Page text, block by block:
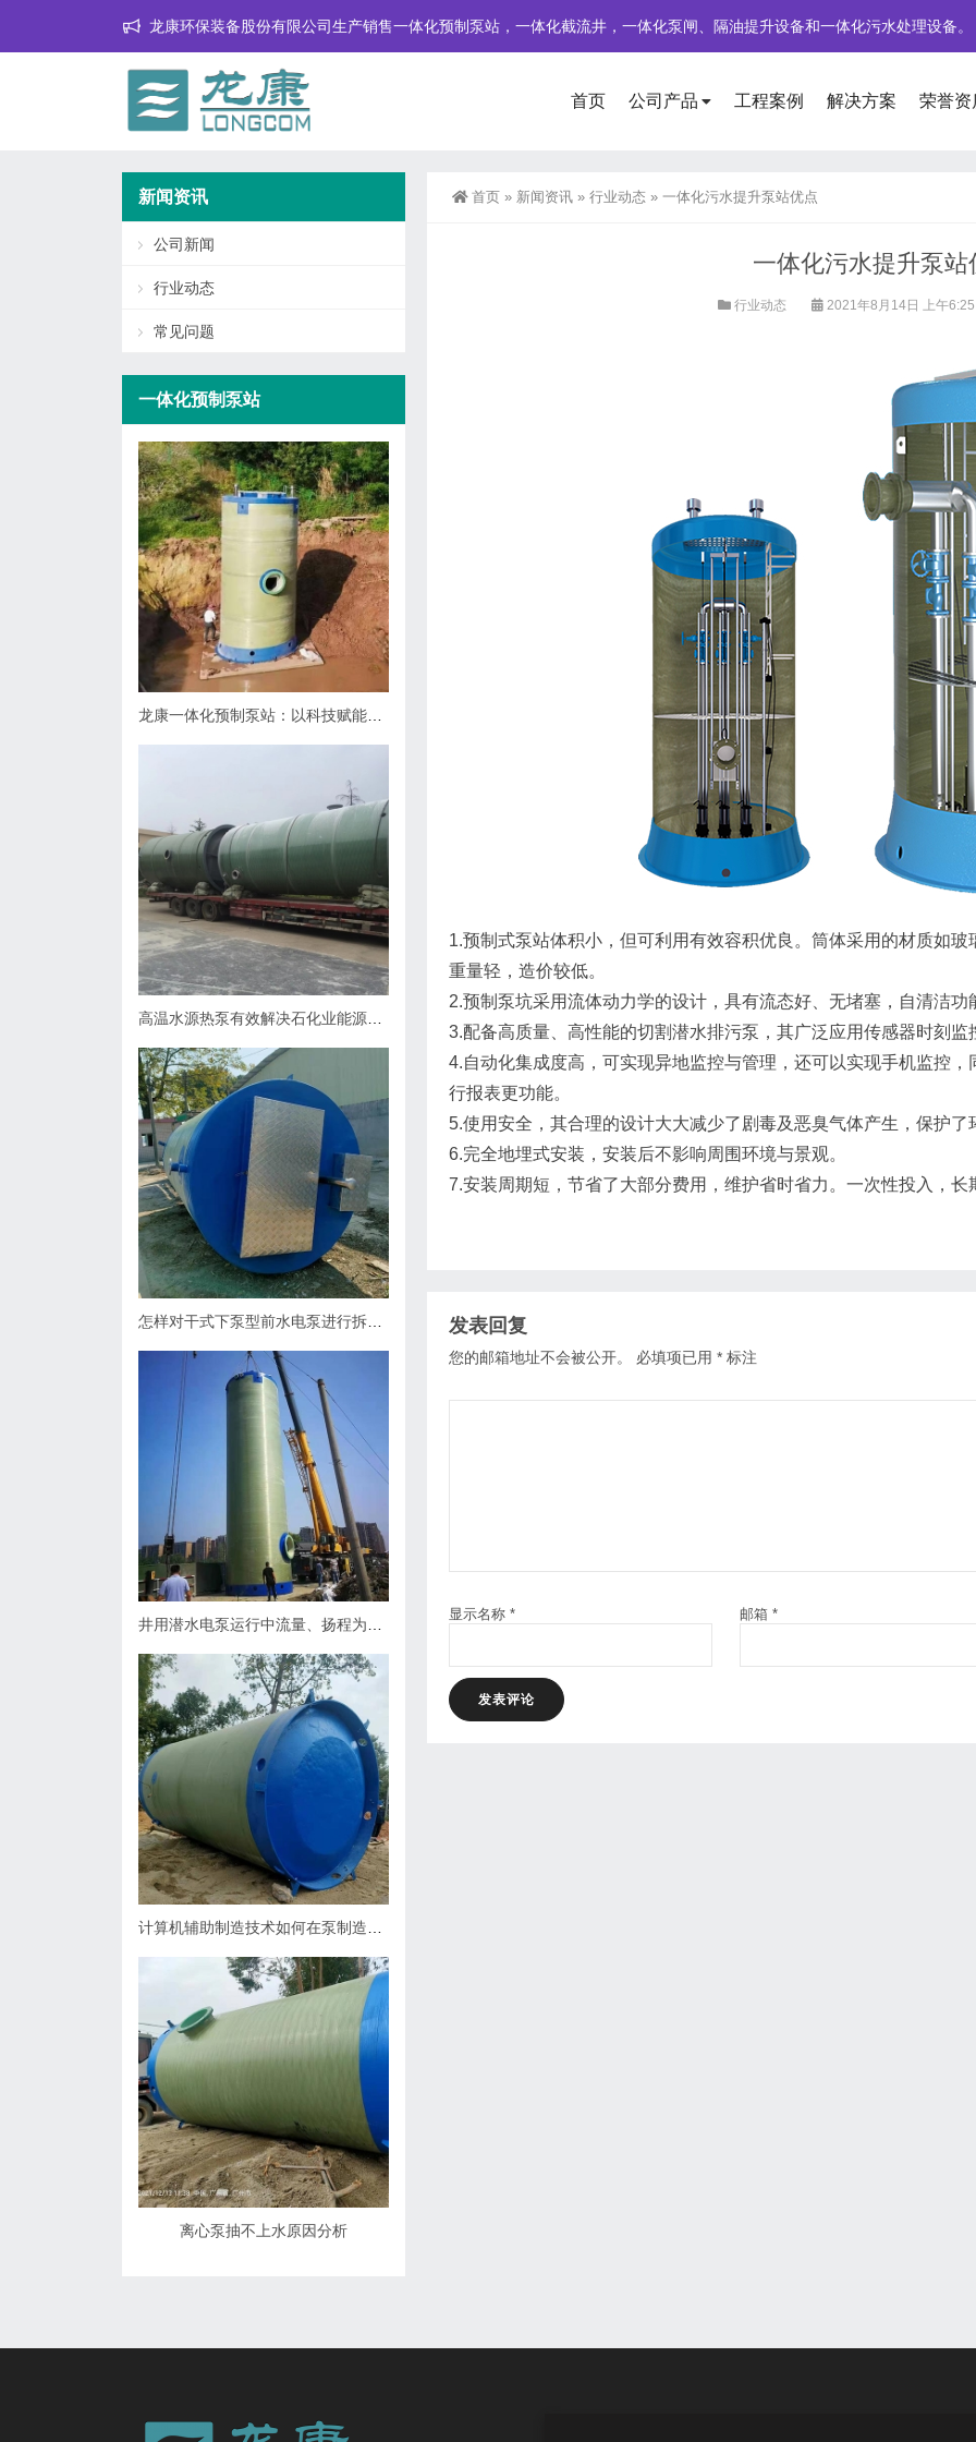
龙康环保装备股份有限公司生产销售一体化预制泵站，一体化截流井，一体化泵闸、隔油提升设备和一体化污水处理设备。
首页 公司产品 工程案例 解决方案 荣誉资
首页 » 新闻资讯 » 行业动态 » 一体化污水提升泵站优点
一体化污水提升泵站
行业动态 2021年8月14日 上午
1.预制式泵站体积小，但可利用有效容积优良。筒体采用的材质如
重量轻，造价较低。
2.预制泵坑采用流体动力学的设计，具有流态好、无堵塞，自清洁功
3.配备高质量、高性能的切割潜水排污泵，其广泛应用传感器时刻
4.自动化集成度高，可实现异地监控与管理，还可以实现手机监控
行报表更功能。
5.使用安全，其合理的设计大大减少了剧毒及恶臭气体产生，保护了
6.完全地埋式安装，安装后不影响周围环境与景观。
7.安装周期短，节省了大部分费用，维护省时省力。一次性投入，
发表回复
您的邮箱地址不会被公开。 必填项已用 * 标注
显示名称 * 邮箱 *
新闻资讯
公司新闻
行业动态
常见问题
一体化预制泵站
离心泵抽不上水原因分析